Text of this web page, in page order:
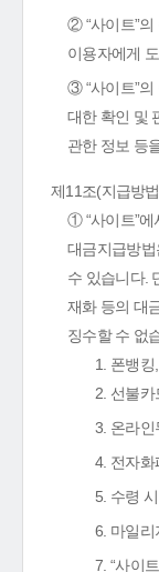
② “사이트”의
이용자에게
③ “사이트”의
대한 확인 및
관한 정보 등
제11조(지급방
① “사이트”에
대금지급방
수 있습니다.
재화 등의 대
징수할 수 없
1. 폰뱅
2. 선불
3. 온라인
4. 전자화
5. 수령
6. 마일리
7. “사이